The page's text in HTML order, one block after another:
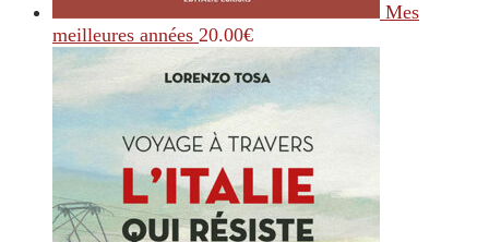
Mes
meilleures années 20.00€